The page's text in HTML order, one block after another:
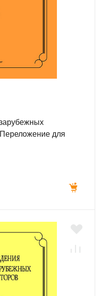
для
и составление В.И.